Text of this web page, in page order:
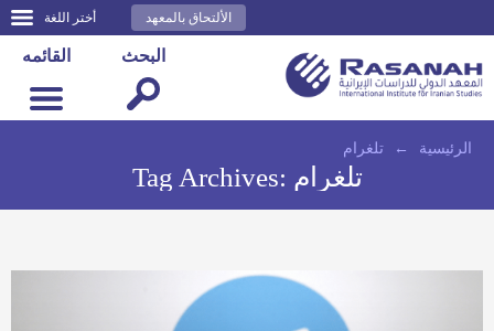
أختر اللغة الألتحاق بالمعهد
القائمه البحث
الرئيسية ← تلغرام
Tag Archives: تلغرام